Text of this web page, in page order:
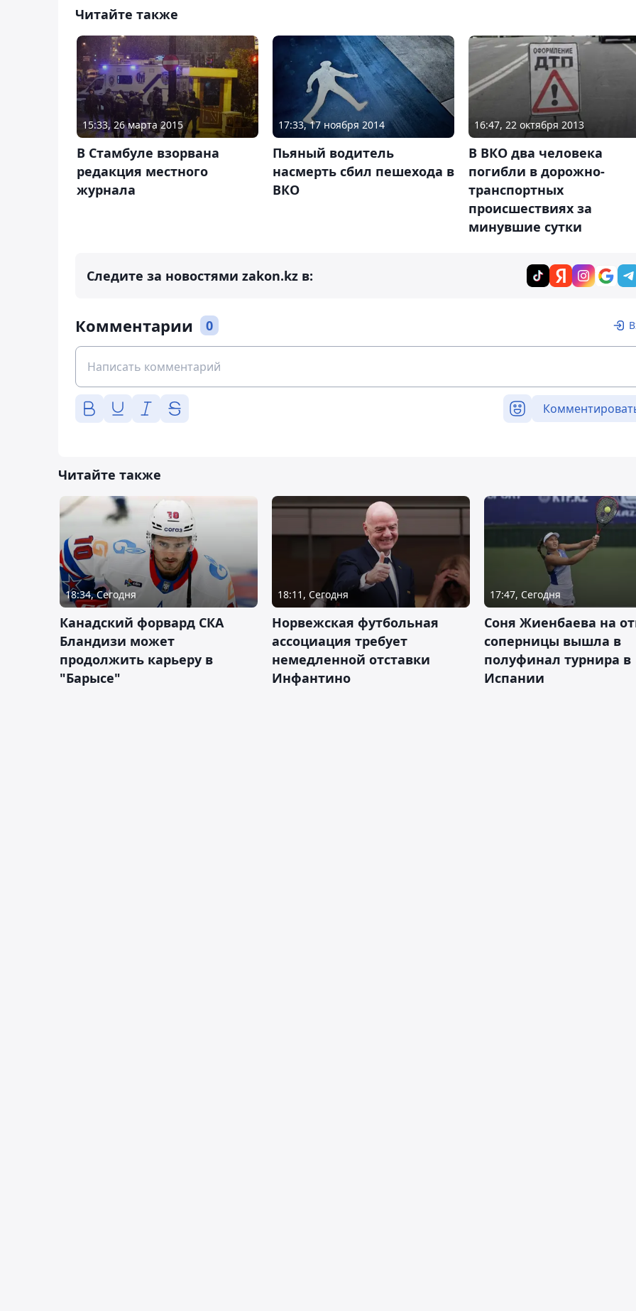
Читайте также
15:33, 26 марта 2015
В Стамбуле взорвана
редакция местного
журнала
17:33, 17 ноября 2014
Пьяный водитель
насмерть сбил пешехода в
ВКО
16:47, 22 октября 2013
В ВКО два человека
погибли в дорожно-
транспортных
происшествиях за
минувшие сутки
Следите за новостями zakon.kz в:
Комментарии 0
Читайте также
18:34, Сегодня
Канадский форвард СКА
Бландизи может
продолжить карьеру в
"Барысе"
18:11, Сегодня
Норвежская футбольная
ассоциация требует
немедленной отставки
Инфантино
17:47, Сегодня
Соня Жиенбаева на
соперницы вышла в
полуфинал турнира в
Испании